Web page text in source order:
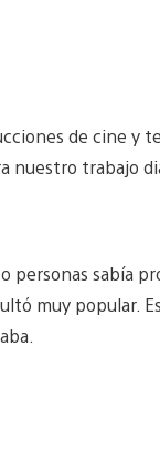
de cine y
nuestro trabajo
sabía
muy popular.